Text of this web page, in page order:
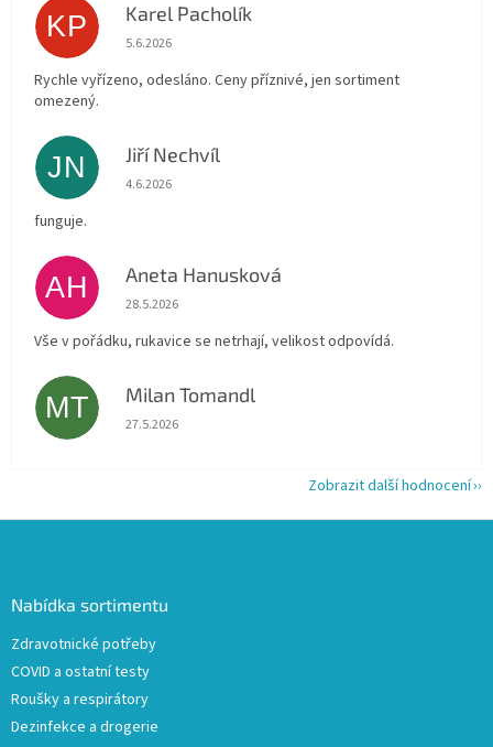
KP Karel Pacholík
Hodnocení obchodu je 4 z 5 hvězdiček.
5.6.2026
Rychle vyřízeno, odesláno. Ceny příznivé, jen sortiment
omezený.
JN Jiří Nechvíl
Hodnocení obchodu je 5 z 5 hvězdiček.
4.6.2026
funguje.
AH Aneta Hanusková
Hodnocení obchodu je 5 z 5 hvězdiček.
28.5.2026
Vše v pořádku, rukavice se netrhají, velikost odpovídá.
MT Milan Tomandl
Hodnocení obchodu je 5 z 5 hvězdiček.
27.5.2026
Zobrazit další hodnocení
Nabídka sortimentu
Zdravotnické potřeby
COVID a ostatní testy
Roušky a respirátory
Dezinfekce a drogerie